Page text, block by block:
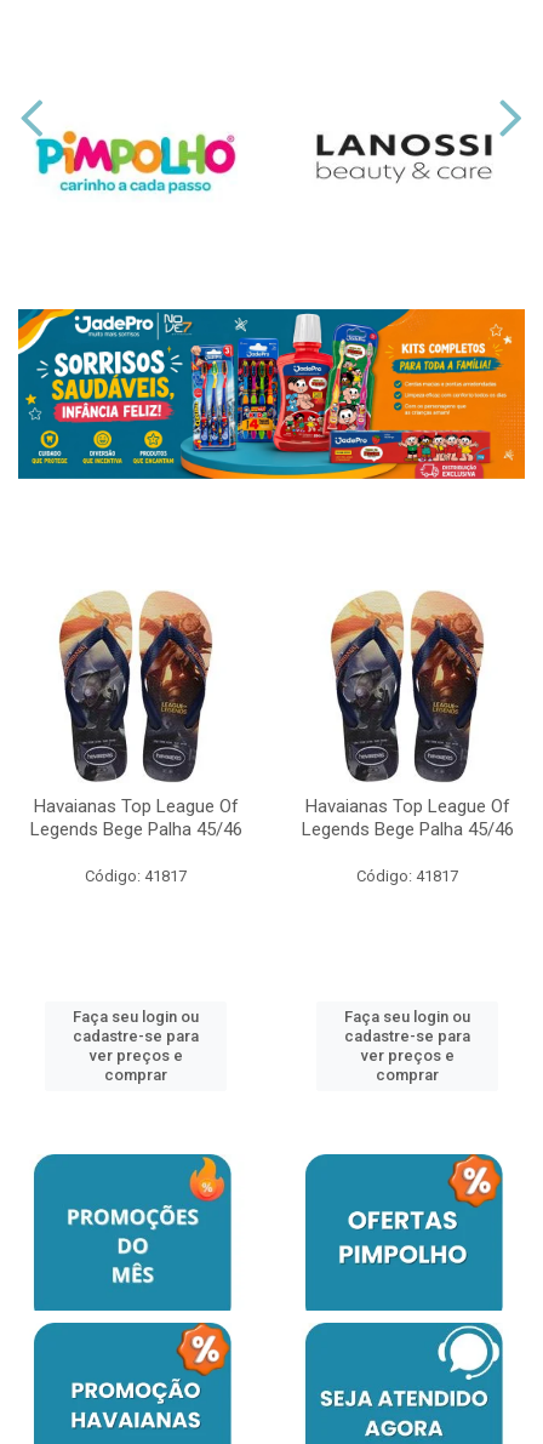
Havaianas Top League Of
Legends Bege Palha 45/46
Código: 41817
Faça seu login ou
cadastre-se para
ver preços e
comprar
Havaianas Top League Of
Legends Bege Palha 45/46
Código: 41817
Faça seu login ou
cadastre-se para
ver preços e
comprar